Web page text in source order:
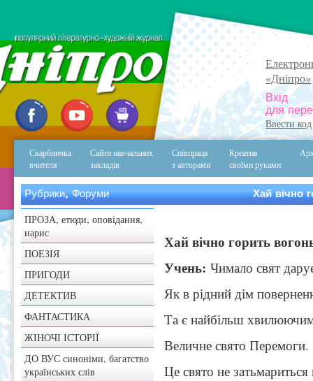
«Дніпро»
Вхід
для
Ввести
Скарбничка
вчителя
Сайти навчальних
закладів
Співпраця
з авторами
Креатив
своїми руками
Рубрики, Форуми
ПРОЗА, етюди, оповідання,
нарис
ПОЕЗІЯ
ПРИГОДИ
ДЕТЕКТИВ
ФАНТАСТИКА
ЖІНОЧІ ІСТОРІЇ
ДО ВУС синоніми, багатство
українських слів
Хай вічно
Хай вічно горить
Учень: Чимало свят
Як в рідний дім
Та є найбільш
Величне свято Перемоги.
Це свято не затьмариться